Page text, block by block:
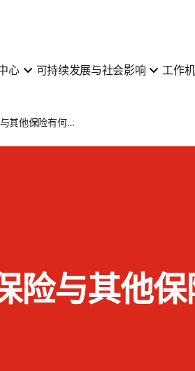
心 可持续发展与社会影响 工作
伊斯兰保险与其他保险有何不同
险与其他